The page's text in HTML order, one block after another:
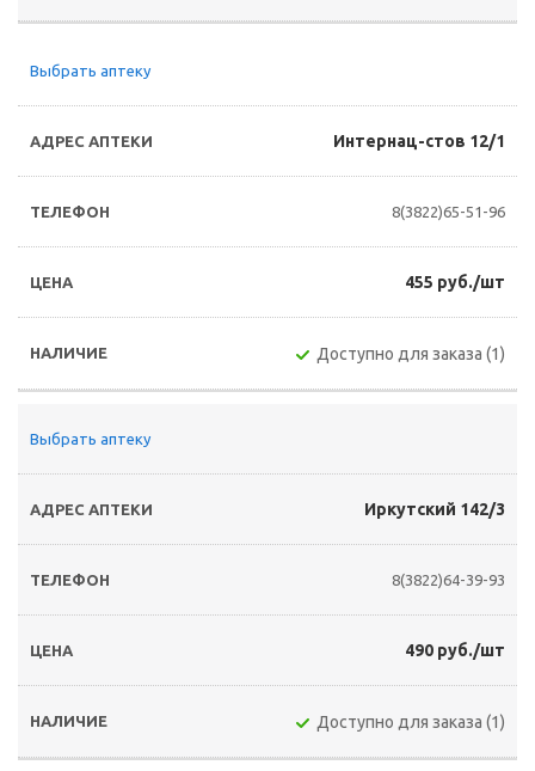
Выбрать аптеку
Интернац-стов 12/1
8(3822)65-51-96
455 руб./шт
Доступно для заказа (1)
Выбрать аптеку
Иркутский 142/3
8(3822)64-39-93
490 руб./шт
Доступно для заказа (1)